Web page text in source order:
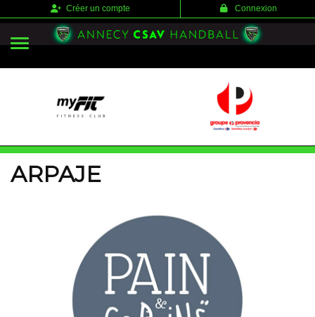
Créer un compte Connexion
ARPAJE
Panneau de gestion des cookies